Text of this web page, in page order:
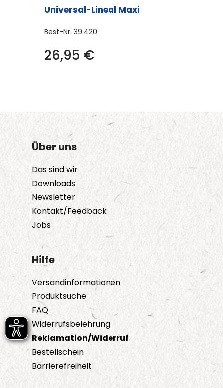
Universal-Lineal Maxi
Best-Nr. 39.420
26,95 €
Über uns
Das sind wir
Downloads
Newsletter
Kontakt/Feedback
Jobs
Hilfe
Versandinformationen
Produktsuche
FAQ
Widerrufsbelehrung
Reklamation/Widerruf
Bestellschein
Barrierefreiheit